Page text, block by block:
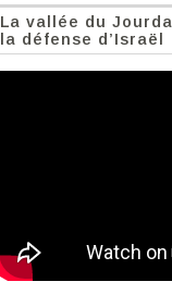
La vallée du
la défense d’Israël